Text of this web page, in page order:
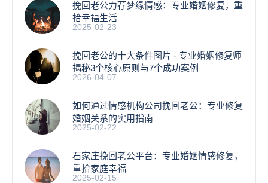
挽回老公力荐梦缘情感：专业婚姻修复，重
拾幸福生活
2025-02-23
挽回老公的十大条件图片 - 专业婚姻修复师
揭秘3个核心原则与7个成功案例
2026-04-07
如何通过情感机构公司挽回老公：专业修复
婚姻关系的实用指南
2025-02-22
石家庄挽回老公平台：专业婚姻情感修复，
重拾家庭幸福
2025-02-15